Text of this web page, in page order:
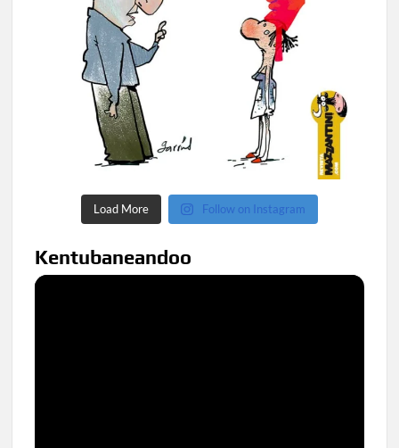
Load More Follow on Instagram
Kentubaneandoo